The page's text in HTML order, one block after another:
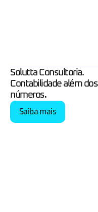
Solutta Consultoria.
Contabilidade além dos
números.
Saiba mais